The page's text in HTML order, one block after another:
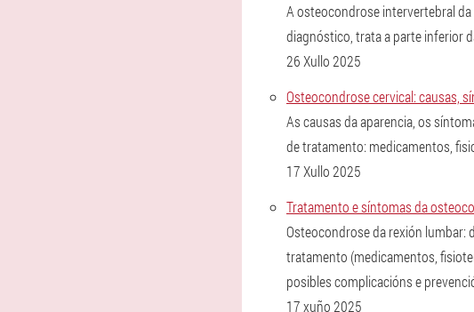
A osteocondrose intervertebral
diagnóstico, trata a parte inferior
26 Xullo 2025
Osteocondrose cervical: causas,
As causas da aparencia, os
de tratamento: medicamentos,
17 Xullo 2025
Tratamento e síntomas da
Osteocondrose da rexión lumbar:
tratamento (medicamentos,
posibles complicacións e
17 xuño 2025